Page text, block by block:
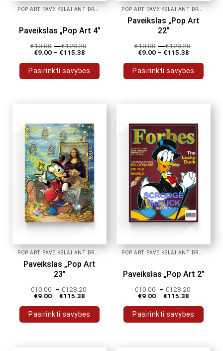
Paveikslas „Pop Art 4”
€10.00 –€128.20
€9.00 – €115.38
Pasirinkti savybes
variants.
The
options
may
be
chosen
on
the
product
page
Paveikslas „Pop Art
22”
€10.00 –€128.20
€9.00 – €115.38
Pasirinkti savybes
variants.
The
options
may
be
chosen
on
the
product
page
Paveikslas „Pop Art
23”
€10.00 –€128.20
€9.00 – €115.38
Pasirinkti savybes
Paveikslas „Pop Art 2”
€10.00 –€128.20
€9.00 – €115.38
Pasirinkti savybes